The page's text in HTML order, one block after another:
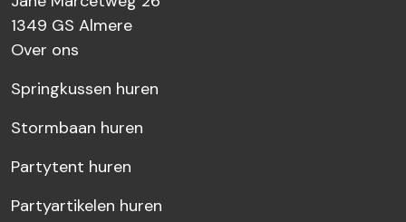
1349 GS Almere
Over ons
Springkussen huren
Stormbaan huren
Partytent huren
Partyartikelen huren